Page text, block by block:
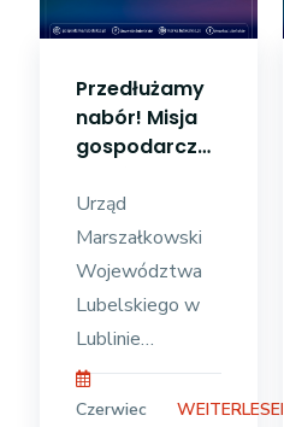
Lublinie ogłasza
przedsiębiorców
z województwa
udziału w misji
gospodarczej
Przedłużamy
nabór! Misja
gospodarcza
(Republika
Indonezji)
Urząd
Marszałkowski
Województwa
Lubelskiego w
Lublinie
przedłuża nabór
dla
Czerwiec
WEITERLESEN